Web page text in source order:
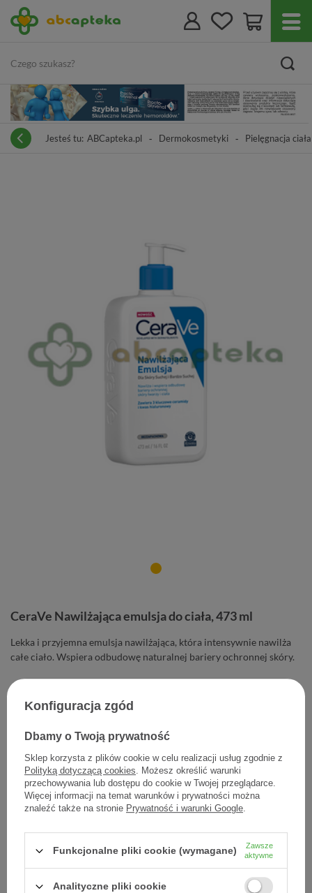
Jesteś tu: ABCapteka.pl Dermokosmetyki Pielęgnacja ciała
CeraVe Nawilżająca emulsja do ciała, 473 ml
Lekka i przyjemna emulsja nawilżająca, która intensywnie nawilża
całe ciało. Wspiera odbudowę naturalnej bariery ochronnej skóry.
55,48 zł
+ Dodaj do koszyka
Dodaj do listy zakupowej
Producent:L'OREAL POLSKA
Konfiguracja zgód
Dbamy o Twoją prywatność
Sklep korzysta z plików cookie w celu realizacji usług zgodnie z
Polityką dotyczącą cookies. Możesz określić warunki
przechowywania lub dostępu do cookie w Twojej przeglądarce.
Więcej informacji na temat warunków i prywatności można
znaleźć także na stronie Prywatność i warunki Google.
Funkcjonalne pliki cookie (wymagane)
Zawsze
aktywne
Analityczne pliki cookie